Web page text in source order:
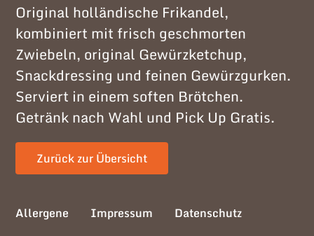
Original holländische Frikandel,
kombiniert mit frisch geschmorten
Zwiebeln, original Gewürzketchup,
Snackdressing und feinen Gewürzgurken.
Serviert in einem soften Brötchen.
Getränk nach Wahl und Pick Up Gratis.
Zurück zur Übersicht
Allergene Impressum Datenschutz